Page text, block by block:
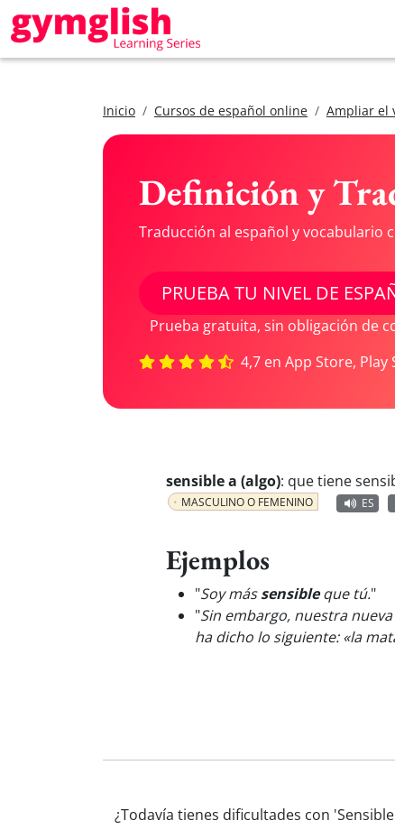
Inicio Cursos de español online Ampliar el
Definición y
Traducción al español y vocabulario
PRUEBA TU NIVEL DE
Prueba gratuita, sin obligación de
4,7 en App Store,
sensible a (algo): que tiene
MASCULINO O FEMENINO ES
Ejemplos
"Soy mássensibleque tú."
"Sin embargo, nuestra
ha dicho lo siguiente: «la
¿Todavía tienes dificultades con